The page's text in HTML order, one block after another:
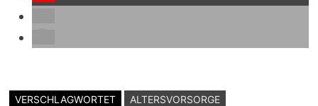
VERSCHLAGWORTET ALTERSVORSORGE